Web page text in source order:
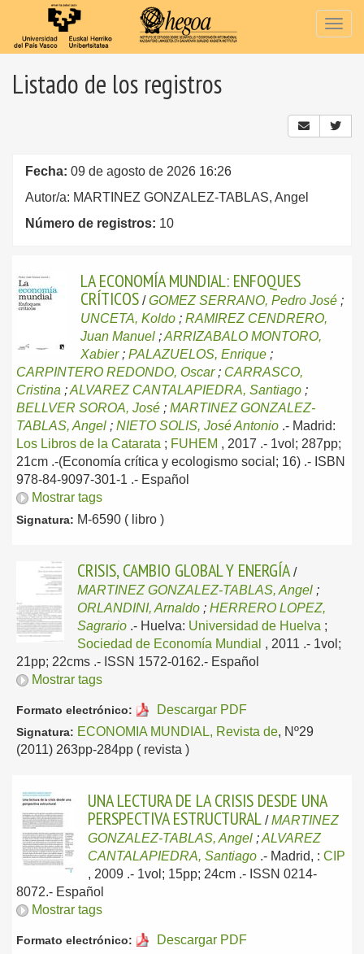
Listado de los registros
Fecha: 09 de agosto de 2026 16:26
Autor/a: MARTINEZ GONZALEZ-TABLAS, Angel
Número de registros: 10
LA ECONOMÍA MUNDIAL: ENFOQUES
CRÍTICOS /GOMEZ SERRANO, Pedro José ;
UNCETA, Koldo ; RAMIREZ CENDRERO,
Juan Manuel ;ARRIZABALO MONTORO,
Xabier; PALAZUELOS, Enrique ;
CARPINTERO REDONDO, Oscar; CARRASCO,
Cristina ;ALVAREZ CANTALAPIEDRA, Santiago ;
BELLVER SOROA, José ; MARTINEZ GONZALEZ-
TABLAS, Angel ; NIETO SOLIS, José Antonio .- Madrid:
Los Libros de la Catarata ; FUHEM , 2017 .- 1vol; 287pp;
21cm .-(Economía crítica y ecologismo social; 16) .- ISBN
978-84-9097-301-1 .- Español
Mostrar tags
Signatura: M-6590 ( libro )
CRISIS, CAMBIO GLOBAL Y ENERGÍA /
MARTINEZ GONZALEZ-TABLAS, Angel ;
ORLANDINI, Arnaldo ; HERRERO LOPEZ,
Sagrario .- Huelva: Universidad de Huelva ;
Sociedad de Economía Mundial , 2011 .- 1vol;
21pp; 22cms .- ISSN 1572-0162.- Español
Mostrar tags
Formato electrónico: Descargar PDF
Signatura: ECONOMIA MUNDIAL, Revista de, Nº29
(2011) 263pp-284pp ( revista )
UNA LECTURA DE LA CRISIS DESDE UNA
PERSPECTIVA ESTRUCTURAL /MARTINEZ
GONZALEZ-TABLAS, Angel ;ALVAREZ
CANTALAPIEDRA, Santiago .- Madrid, : CIP
, 2009 .- 1vol; 15pp; 24cm .- ISSN 0214-
8072.- Español
Mostrar tags
Formato electrónico: Descargar PDF